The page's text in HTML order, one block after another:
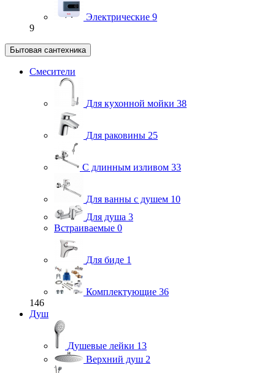
Электрические 9
9
Бытовая сантехника
Смесители
Для кухонной мойки 38
Для раковины 25
С длинным изливом 33
Для ванны с душем 10
Для душа 3
Встраиваемые 0
Для биде 1
Комплектующие 36
146
Душ
Душевые лейки 13
Верхний душ 2